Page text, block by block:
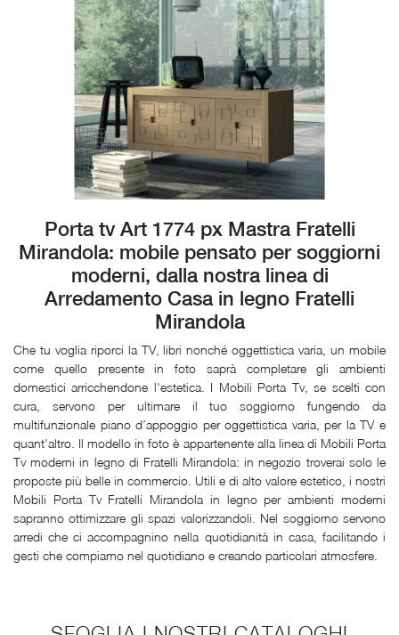
Porta tv Art 1774 px Mastra Fratelli
Mirandola: mobile pensato per soggiorni
moderni, dalla nostra linea di
Arredamento Casa in legno Fratelli
Mirandola
Che tu voglia riporci la TV, libri nonché oggettistica varia, un mobile
come quello presente in foto saprà completare gli ambienti
domestici arricchendone l'estetica. I Mobili Porta Tv, se scelti con
cura, servono per ultimare il tuo soggiorno fungendo da
multifunzionale piano d’appoggio per oggettistica varia, per la TV e
quant'altro. Il modello in foto è appartenente alla linea di Mobili Porta
Tv moderni in legno di Fratelli Mirandola: in negozio troverai solo le
proposte più belle in commercio. Utili e di alto valore estetico, i nostri
Mobili Porta Tv Fratelli Mirandola in legno per ambienti moderni
sapranno ottimizzare gli spazi valorizzandoli. Nel soggiorno servono
arredi che ci accompagnino nella quotidianità in casa, facilitando i
gesti che compiamo nel quotidiano e creando particolari atmosfere.